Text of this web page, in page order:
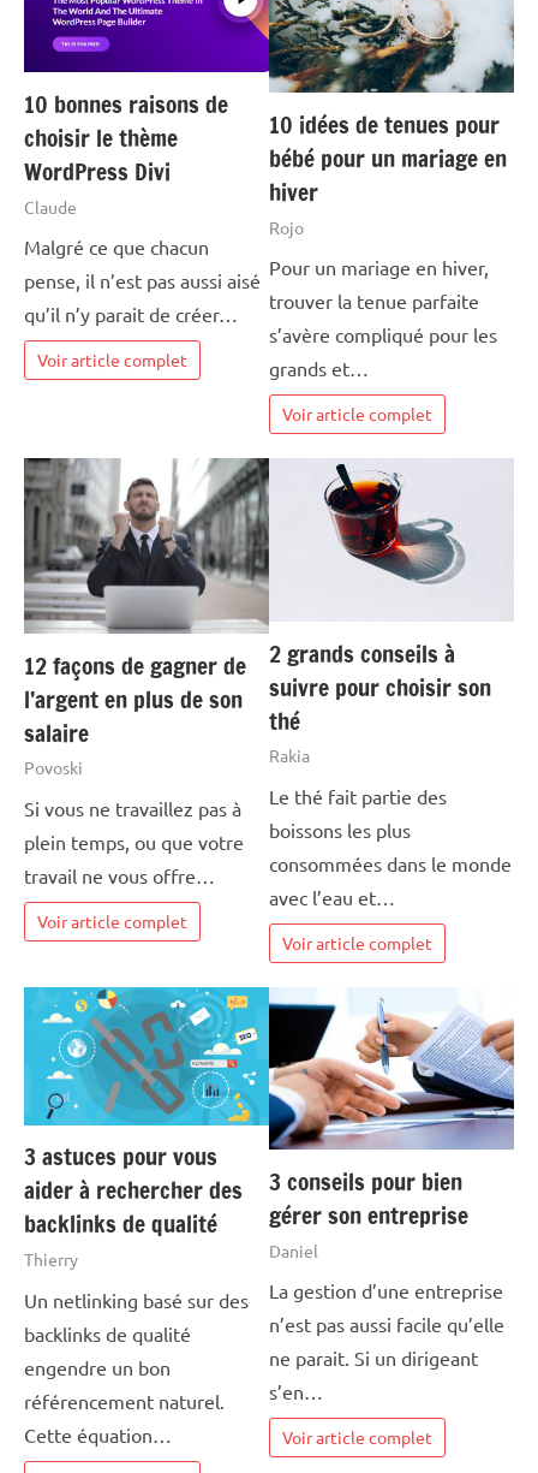
10 bonnes raisons de
choisir le thème
WordPress Divi
Claude
Malgré ce que chacun
pense, il n’est pas aussi aisé
qu’il n’y parait de créer…
Voir article complet
10 idées de tenues pour
bébé pour un mariage en
hiver
Rojo
Pour un mariage en hiver,
trouver la tenue parfaite
s’avère compliqué pour les
grands et…
Voir article complet
12 façons de gagner de
l’argent en plus de son
salaire
Povoski
Si vous ne travaillez pas à
plein temps, ou que votre
travail ne vous offre…
Voir article complet
2 grands conseils à
suivre pour choisir son
thé
Rakia
Le thé fait partie des
boissons les plus
consommées dans le monde
avec l’eau et…
Voir article complet
3 astuces pour vous
aider à rechercher des
backlinks de qualité
Thierry
Un netlinking basé sur des
backlinks de qualité
engendre un bon
référencement naturel.
Cette équation…
3 conseils pour bien
gérer son entreprise
Daniel
La gestion d’une entreprise
n’est pas aussi facile qu’elle
ne parait. Si un dirigeant
s’en…
Voir article complet